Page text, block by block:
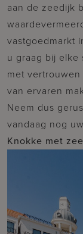
aan de zeedijk
vastgoedmarkt
u graag bij elke
met
van ervaren
Neem dus
vandaag nog
Knokke met